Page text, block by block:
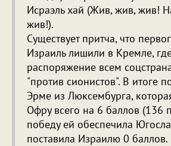
Исраэль хай (Жив, жив, жив!
жив!).
Существует притча, что
Израиль лишили в Кремле,
распоряжение всем
"против сионистов". В итоге
Эрме из Люксембурга,
Офру всего на 6 баллов (136
победу ей обеспечила
поставила Израилю 0